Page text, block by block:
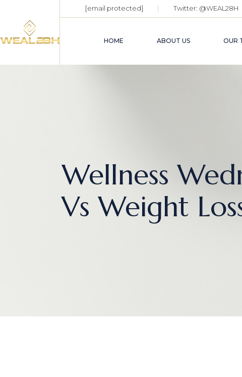
[email protected] Twitter: @WEAL28H
HOME ABOUT US OUR
Wellness
Vs Weight